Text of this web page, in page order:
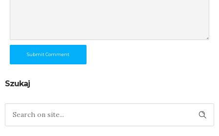
Submit Comment
Szukaj